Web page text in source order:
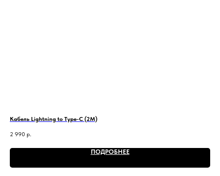
Кабель Lightning to Type-C (2M)
2 990 р.
ПОДРОБНЕЕ